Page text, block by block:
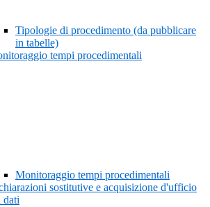
Tipologie di procedimento (da pubblicare
in tabelle)
tempi procedimentali
Monitoraggio tempi procedimentali
sostitutive e acquisizione d'ufficio
dati